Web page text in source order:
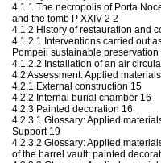
4.1.1 The necropolis of Porta
and the tomb P XXIV 2 2
4.1.2 History of restauration and
4.1.2.1 Interventions carried out
Pompeii sustainable preservation
4.1.2.2 Installation of an air
4.2 Assessment: Applied
4.2.1 External construction 15
4.2.2 Internal burial chamber 16
4.2.3 Painted decoration 16
4.2.3.1 Glossary: Applied
Support 19
4.2.3.2 Glossary: Applied
of the barrel vault; painted